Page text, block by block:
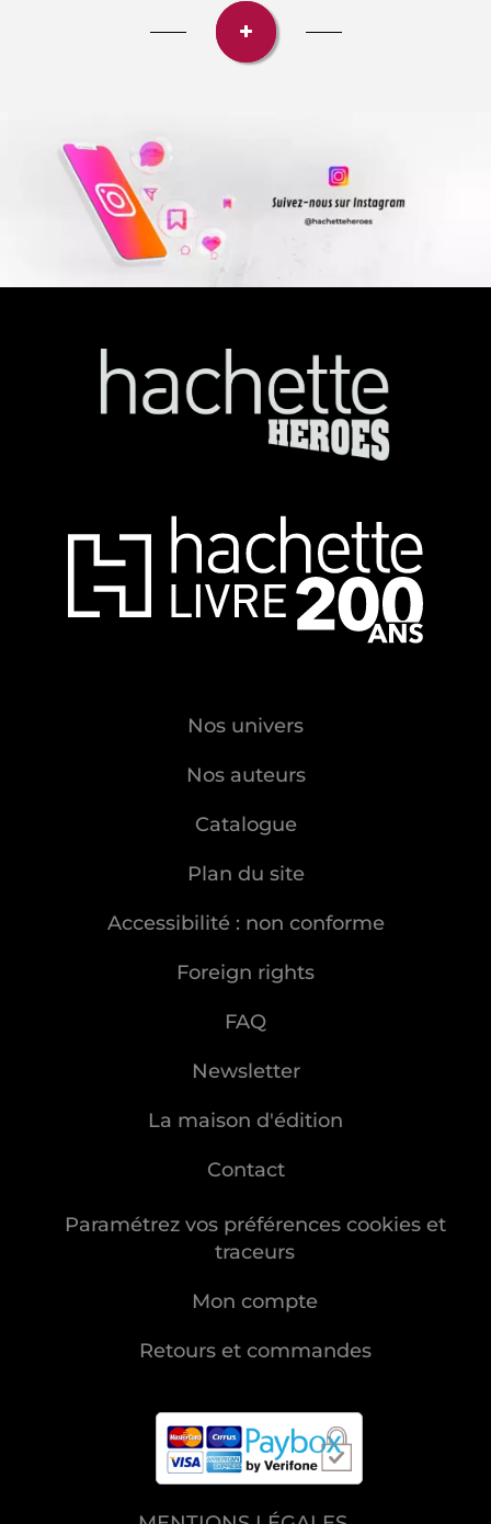
Nos univers
Nos auteurs
Catalogue
Plan du site
Accessibilité : non conforme
Foreign rights
FAQ
Newsletter
La maison d'édition
Contact
Paramétrez vos préférences cookies et
traceurs
Mon compte
Retours et commandes